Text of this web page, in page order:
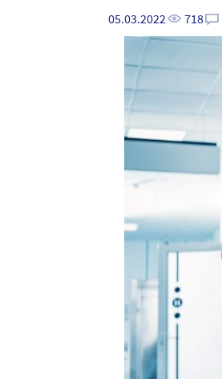
05.03.2022 718